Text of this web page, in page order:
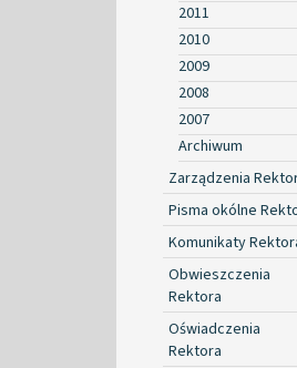
2011
2010
2009
2008
2007
Archiwum
Zarządzenia
Pisma okólne
Komunikaty
Obwieszczenia
Rektora
Oświadczenia
Rektora